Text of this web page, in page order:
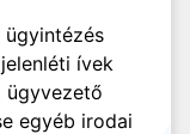
ügyintézés
ívek
ügyvezető
egyéb irodai